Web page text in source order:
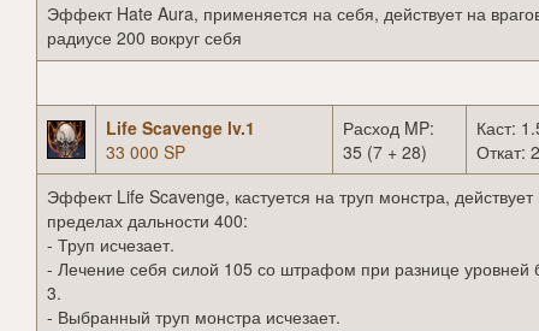
Эффект Hate Aura, применяется на себя, действует на
радиусе 200 вокруг себя
Life Scavenge lv.1
33 000 SP
Расход MP:
35 (7 + 28)
Каст:
Откат:
Эффект Life Scavenge, кастуется на труп монстра, действует
пределах дальности 400:
- Труп исчезает.
- Лечение себя силой 105 со штрафом при разнице уровней
3.
- Выбранный труп монстра исчезает.